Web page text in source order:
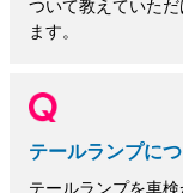
ついて教えていた
ます。
テールランプに
テールランプを車